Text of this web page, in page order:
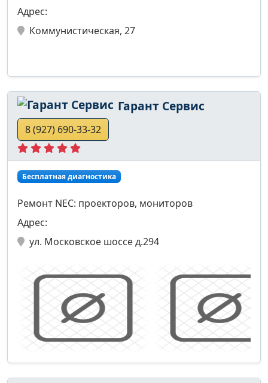
Адрес:
Коммунистическая, 27
Гарант Сервис
8 (927) 690-33-32
Бесплатная диагностика
Ремонт NEC: проекторов, мониторов
Адрес:
ул. Московское шоссе д.294